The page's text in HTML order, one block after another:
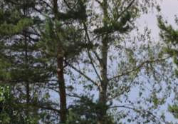
уголков
первый
лагере
Солнечная»